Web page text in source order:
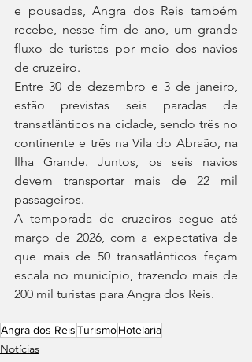
e pousadas, Angra dos Reis também
recebe, nesse fim de ano, um grande
fluxo de turistas por meio dos navios
de cruzeiro.
Entre 30 de dezembro e 3 de janeiro,
estão previstas seis paradas de
transatlânticos na cidade, sendo três no
continente e três na Vila do Abraão, na
Ilha Grande. Juntos, os seis navios
devem transportar mais de 22 mil
passageiros.
A temporada de cruzeiros segue até
março de 2026, com a expectativa de
que mais de 50 transatlânticos façam
escala no município, trazendo mais de
200 mil turistas para Angra dos Reis.
Angra dos ReisTurismoHotelaria
Notícias